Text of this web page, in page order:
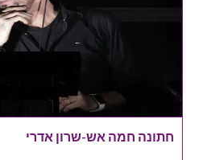
חתונה חמה אש-שרון אדרי